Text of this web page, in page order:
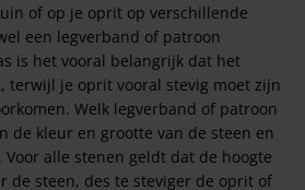
of op je oprit op verschillende
een legverband of patroon
is het vooral belangrijk dat het
terwijl je oprit vooral stevig moet zijn
Welk legverband of patroon
de kleur en grootte van de steen en
alle stenen geldt dat de hoogte
de steen, des te steviger de oprit of